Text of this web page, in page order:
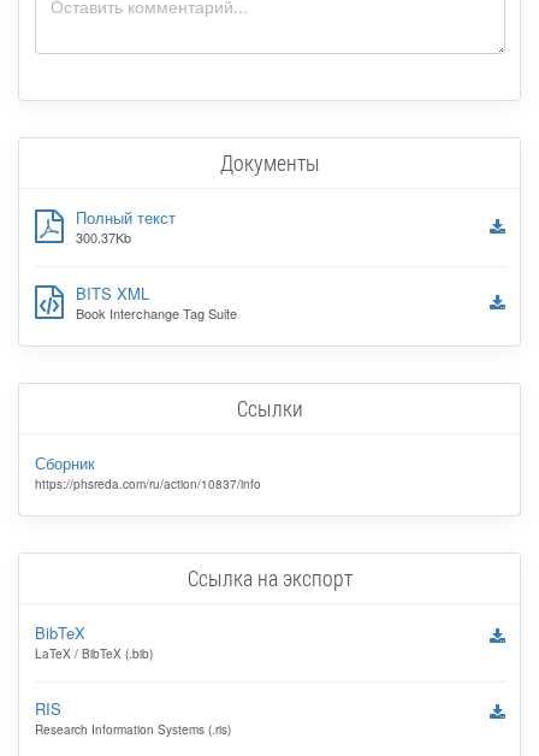
Документы
Полный текст
300.37Kb
BITS XML
Book Interchange Tag Suite
Ссылки
Сборник
https://phsreda.com/ru/action/10837/info
Ссылка на экспорт
BibTeX
LaTeX / BibTeX (.bib)
RIS
Research Information Systems (.ris)